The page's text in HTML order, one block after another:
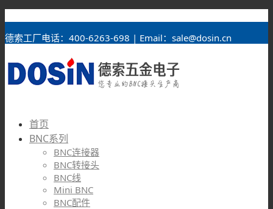
德索工厂电话：400-6263-698 | Email：sale@dosin.cn
首页
BNC系列
BNC连接器
BNC转接头
BNC线
Mini BNC
BNC配件